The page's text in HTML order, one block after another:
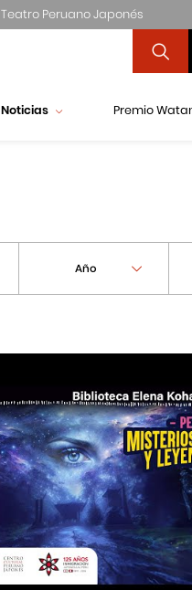
Teatro Peruano Japonés
Noticias Premio
Año